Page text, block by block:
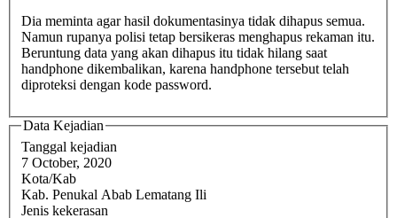
Dia meminta agar hasil dokumentasinya tidak dihapus semua.
Namun rupanya polisi tetap bersikeras menghapus rekaman itu.
Beruntung data yang akan dihapus itu tidak hilang saat
handphone dikembalikan, karena handphone tersebut telah
diproteksi dengan kode password.
Data Kejadian
Tanggal kejadian
7 October, 2020
Kota/Kab
Kab. Penukal Abab Lematang Ili
Jenis kekerasan